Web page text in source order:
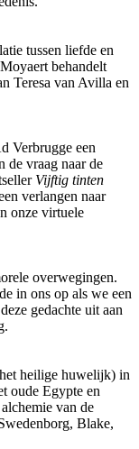
tussen liefde en
behandelt
Teresa van Avilla en
Verbrugge een
de vraag naar de
Vijftig tinten
verlangen naar
onze virtuele
overwegingen.
in ons op als we een
gedachte uit aan
heilige huwelijk) in
oude Egypte en
van de
Blake,